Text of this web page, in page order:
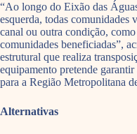
“Ao longo do Eixão das
esquerda, todas comunidades
canal ou outra condição,
comunidades beneficiadas”,
estrutural que realiza
equipamento pretende
para a Região Metropolitana
Alternativas